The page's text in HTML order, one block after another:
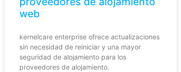
web
kernelcare enterprise ofrece actualizaciones
sin necesidad de reiniciar y una mayor
seguridad de alojamiento para los
proveedores de alojamiento.